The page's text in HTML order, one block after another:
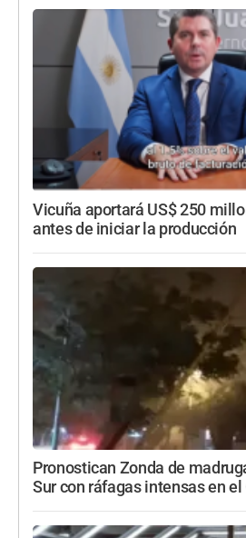
Vicuña aportará US$ 250
antes de iniciar la producción
Pronostican Zonda de
Sur con ráfagas intensas en el